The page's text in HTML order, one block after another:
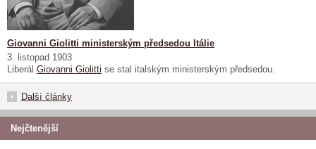
Giovanni Giolitti ministerským předsedou Itálie
3. listopad 1903
Liberál Giovanni Giolitti se stal italským ministerským předsedou.
Další články
Nejčtenější